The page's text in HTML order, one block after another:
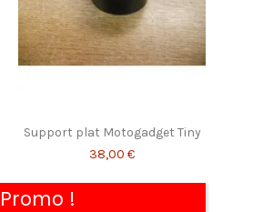
Support plat Motogadget Tiny
38,00 €
Promo !